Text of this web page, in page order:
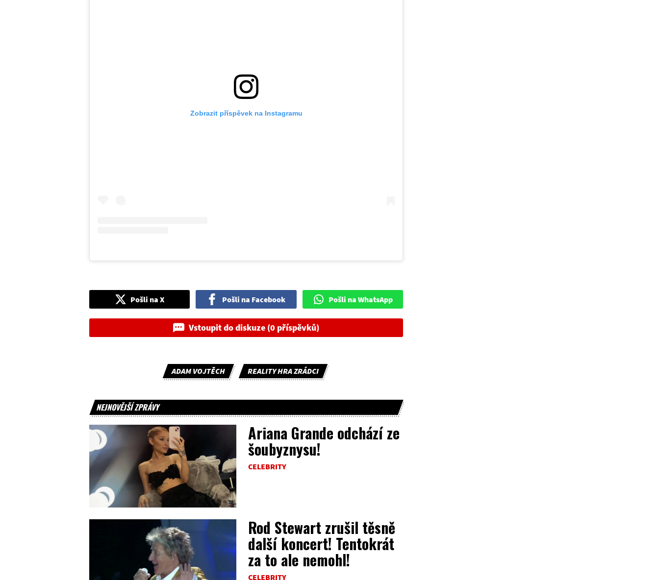
Zobrazit příspěvek na Instagramu
Pošli na X Pošli na Facebook Pošli na WhatsApp
Vstoupit do diskuze (0 příspěvků)
ADAM VOJTĚCH REALITY HRA ZRÁDCI
NEJNOVĚJŠÍ ZPRÁVY
Ariana Grande odchází ze
šoubyznysu!
CELEBRITY
Rod Stewart zrušil těsně
další koncert! Tentokrát
za to ale nemohl!
CELEBRITY